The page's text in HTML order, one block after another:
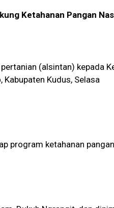
Ketahanan Pangan
(alsintan) kepada
Kudus, Selasa
program ketahanan